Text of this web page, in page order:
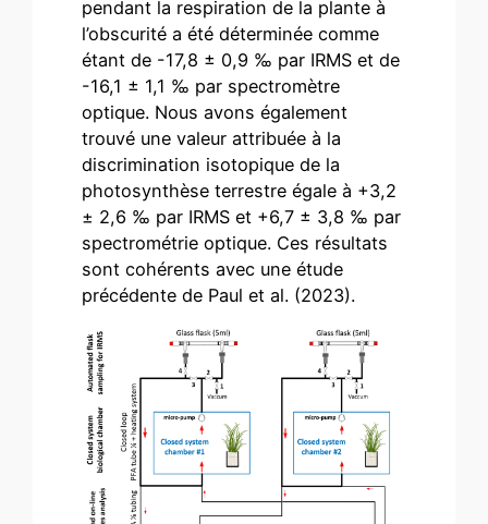
pendant la respiration de la plante à
l’obscurité a été déterminée comme
étant de -17,8 ± 0,9 ‰ par IRMS et de
-16,1 ± 1,1 ‰ par spectromètre
optique. Nous avons également
trouvé une valeur attribuée à la
discrimination isotopique de la
photosynthèse terrestre égale à +3,2
± 2,6 ‰ par IRMS et +6,7 ± 3,8 ‰ par
spectrométrie optique. Ces résultats
sont cohérents avec une étude
précédente de Paul et al. (2023).